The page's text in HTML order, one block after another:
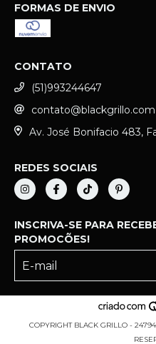
FORMAS DE ENVIO
CONTATO
(51)993244647
contato@blackgrillo.com
Av. José Bonifacio 483,
REDES SOCIAIS
INSCRIVA-SE PARA
PROMOCÕES!
COPYRIGHT BLACK GRILLO -